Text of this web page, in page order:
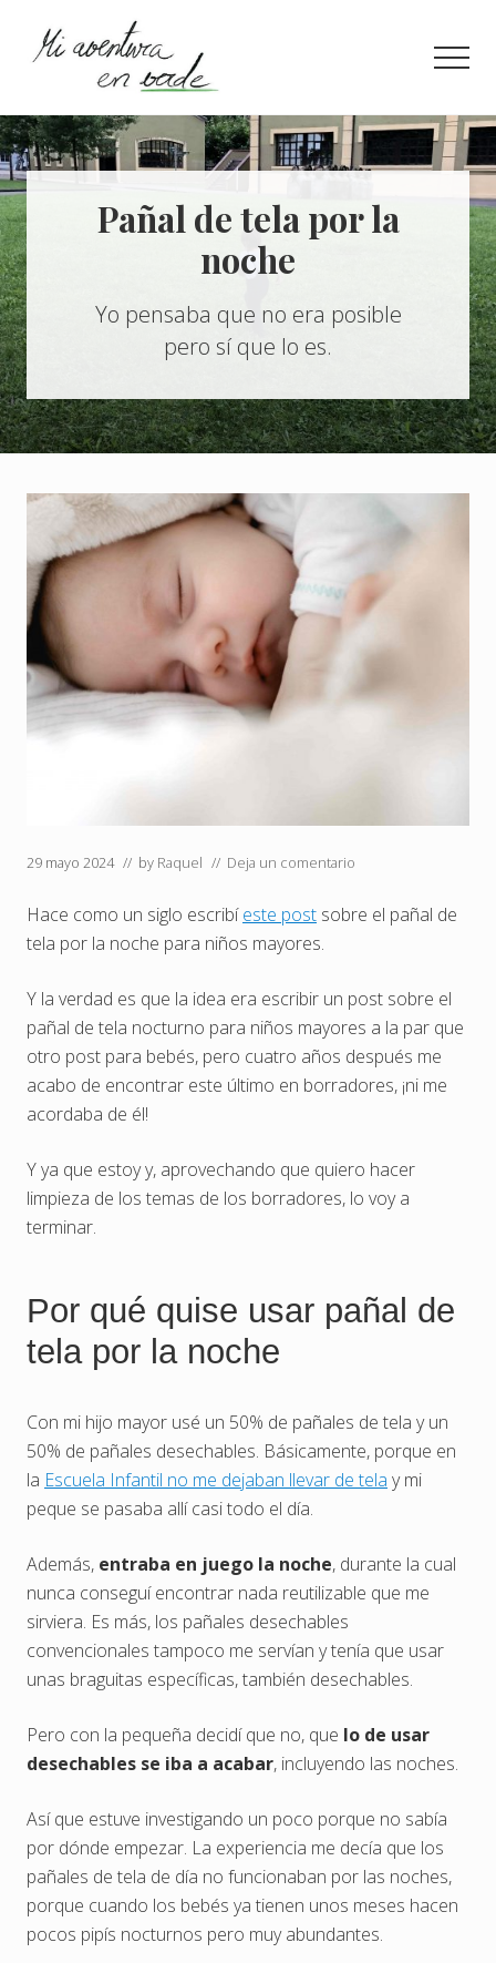
lateral
principal
¿Quieres
información
concisa
para
llevar
una
vida
más
eco?
Entra
aquí.
Pañal de tela por la
noche
Yo pensaba que no era posible
pero sí que lo es.
29 mayo 2024 // by Raquel // Deja un comentario
Hace como un siglo escribíeste post sobre el pañal de
tela por la noche para niños mayores.
Y la verdad es que la idea era escribir un post sobre el
pañal de tela nocturno para niños mayores a la par que
otro post para bebés, pero cuatro años después me
acabo de encontrar este último en borradores, ¡ni me
acordaba de él!
Y ya que estoy y, aprovechando que quiero hacer
limpieza de los temas de los borradores, lo voy a
terminar.
Por qué quise usar pañal de
tela por la noche
Con mi hijo mayor usé un 50% de pañales de tela y un
50% de pañales desechables. Básicamente, porque en
la Escuela Infantil no me dejaban llevar de tela y mi
peque se pasaba allí casi todo el día.
Además, entraba en juego la noche, durante la cual
nunca conseguí encontrar nada reutilizable que me
sirviera. Es más, los pañales desechables
convencionales tampoco me servían y tenía que usar
unas braguitas específicas, también desechables.
Pero con la pequeña decidí que no, que lo de usar
desechables se iba a acabar, incluyendo las noches.
Así que estuve investigando un poco porque no sabía
por dónde empezar. La experiencia me decía que los
pañales de tela de día no funcionaban por las noches,
porque cuando los bebés ya tienen unos meses hacen
pocos pipís nocturnos pero muy abundantes.